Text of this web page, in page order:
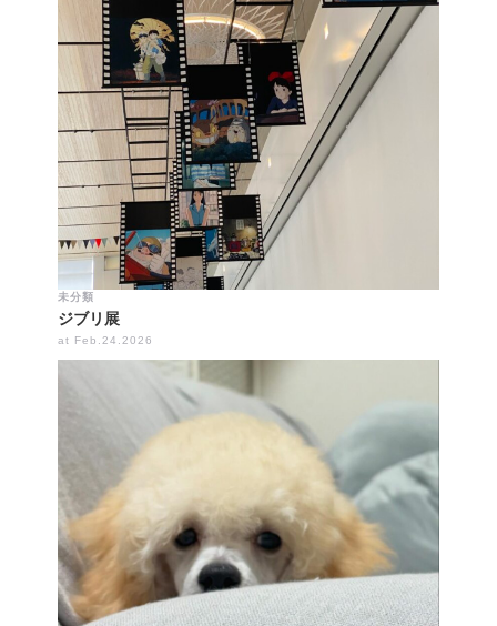
未分類
ジブリ展
at Feb.24.2026